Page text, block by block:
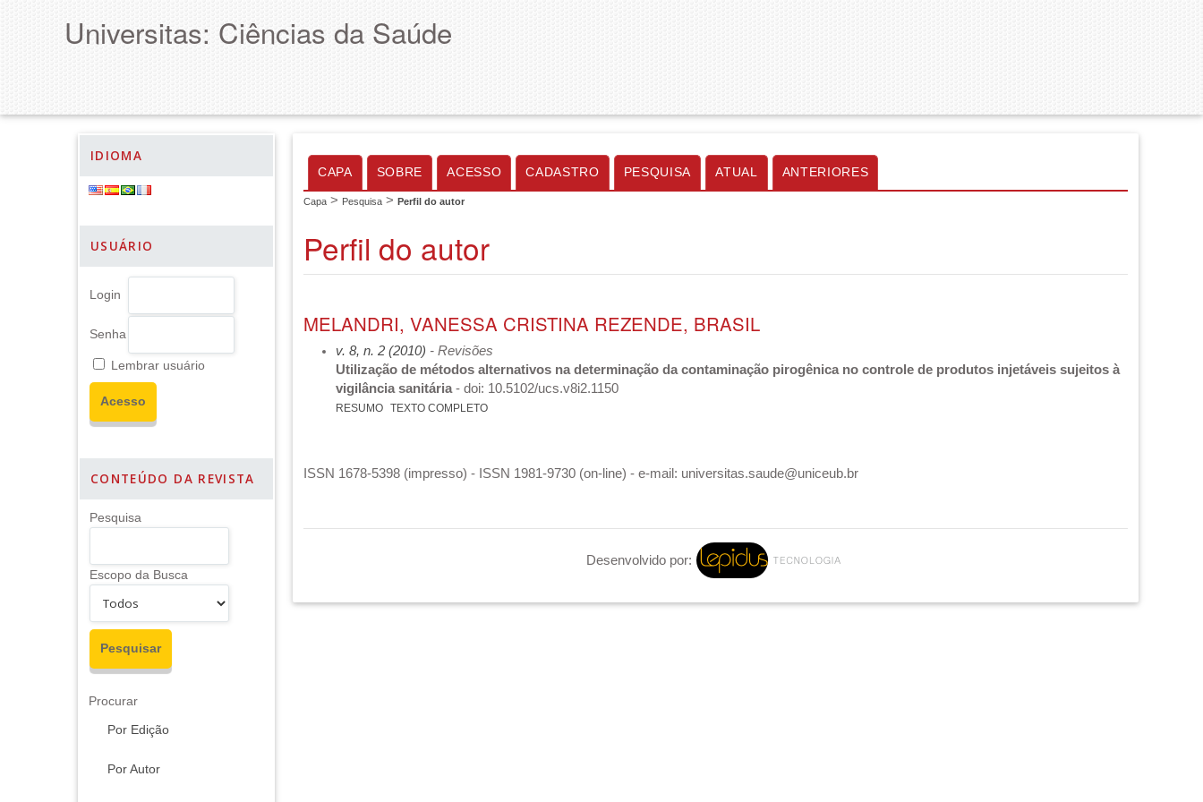
Universitas: Ciências da Saúde
IDIOMA
USUÁRIO
Login
Senha
Lembrar usuário
CONTEÚDO DA REVISTA
Pesquisa
Escopo da Busca
Procurar
Por Edição
Por Autor
CAPA SOBRE ACESSO CADASTRO PESQUISA ATUAL ANTERIORES
Capa > Pesquisa > Perfil do autor
Perfil do autor
MELANDRI, VANESSA CRISTINA REZENDE, BRASIL
v. 8, n. 2 (2010) - Revisões
Utilização de métodos alternativos na determinação da contaminação pirogênica no controle de produtos injetáveis sujeitos à
vigilância sanitária- doi: 10.5102/ucs.v8i2.1150
RESUMO TEXTO COMPLETO
ISSN 1678-5398 (impresso) - ISSN 1981-9730 (on-line) - e-mail: universitas.saude@uniceub.br
Desenvolvido por: